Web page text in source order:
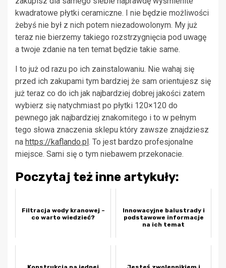
kwadratowe płytki ceramiczne. I nie będzie możliwości
żebyś nie był z nich potem niezadowolonym. My już
teraz nie bierzemy takiego rozstrzygnięcia pod uwagę
a twoje zdanie na ten temat będzie takie same.
I to już od razu po ich zainstalowaniu. Nie wahaj się
przed ich zakupami tym bardziej że sam orientujesz się
już teraz co do ich jak najbardziej dobrej jakości zatem
wybierz się natychmiast po płytki 120×120 do
pewnego jak najbardziej znakomitego i to w pełnym
tego słowa znaczenia sklepu który zawsze znajdziesz
na https://kaflando.pl. To jest bardzo profesjonalne
miejsce. Sami się o tym niebawem przekonacie.
Poczytaj też inne artykuły:
Filtracja wody kranowej –
co warto wiedzieć?
Innowacyjne balustrady i
podstawowe informacje
na ich temat